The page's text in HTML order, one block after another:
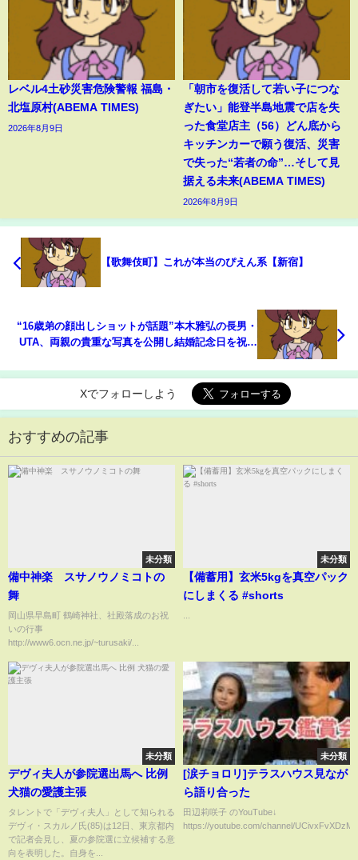
レベル4土砂災害危険警報 福島・
北塩原村(ABEMA TIMES)
2026年8月9日
「朝市を復活して若い子につな
ぎたい」能登半島地震で店を失
った食堂店主（56）どん底から
キッチンカーで願う復活、災害
で失った“若者の命”…そして見
据える未来(ABEMA TIMES)
2026年8月9日
【歌舞伎町】これが本当のぴえん系【新宿】
“16歳弟の顔出しショットが話題”本木雅弘の長男・
UTA、両親の貴重な写真を公開し結婚記念日を祝福
Xでフォローしよう
おすすめの記事
未分類
備中神楽 スサノウノミコトの
舞
岡山県早島町 鶴崎神社、社殿落成のお祝
いの行事
http://www6.ocn.ne.jp/~turusaki/...
未分類
【備蓄用】玄米5kgを真空パック
にしまくる #shorts
未分類
デヴィ夫人が参院選出馬へ 比例
犬猫の愛護主張
タレントで「デヴィ夫人」として知られる
デヴィ・スカルノ氏(85)は12日、東京都内
で記者会見し、夏の参院選に立候補する意
向を表明した。自身を...
未分類
[涙チョロリ]テラスハウス見なが
ら語り合った
田辺莉咲子 のYouTube↓
https://youtube.com/channel/